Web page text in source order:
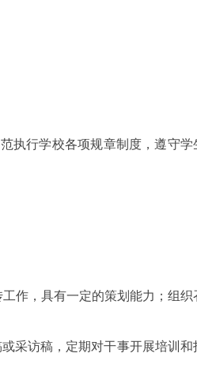
执行学校各项规章制度，遵守学
作，具有一定的策划能力；组织
采访稿，定期对干事开展培训和